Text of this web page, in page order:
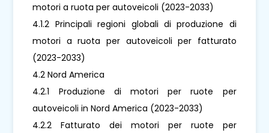
motori a ruota per autoveicoli (2023-2033)
4.1.2 Principali regioni globali di produzione di
motori a ruota per autoveicoli per fatturato
(2023-2033)
4.2 Nord America
4.2.1 Produzione di motori per ruote per
autoveicoli in Nord America (2023-2033)
4.2.2 Fatturato dei motori per ruote per